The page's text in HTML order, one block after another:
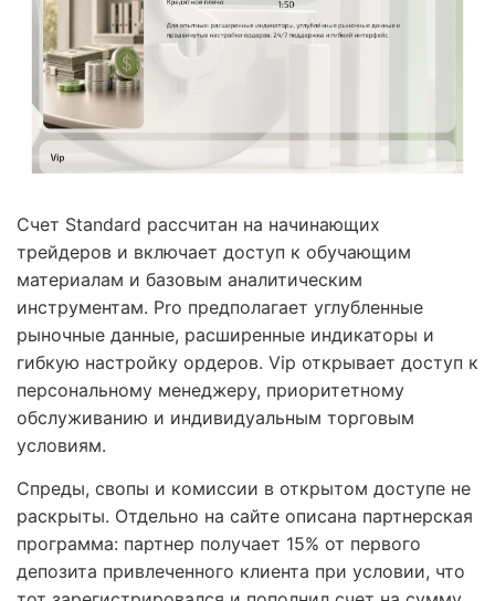
Счет Standard рассчитан на начинающих
трейдеров и включает доступ к обучающим
материалам и базовым аналитическим
инструментам. Pro предполагает углубленные
рыночные данные, расширенные индикаторы и
гибкую настройку ордеров. Vip открывает доступ к
персональному менеджеру, приоритетному
обслуживанию и индивидуальным торговым
условиям.
Спреды, свопы и комиссии в открытом доступе не
раскрыты. Отдельно на сайте описана партнерская
программа: партнер получает 15% от первого
депозита привлеченного клиента при условии, что